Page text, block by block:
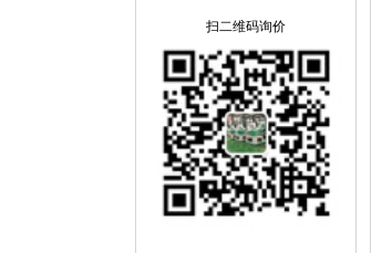
扫二维码询价